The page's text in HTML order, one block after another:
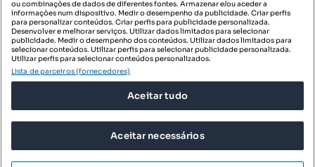
DESCARREGAR NA:
© 2026 Imovirtual.com, OLX Portugal, S.A.
TERMOS DE UTILIZAÇÃO
ou combinações de dados de diferentes fontes. Armazenar e/ou aceder a
informações num dispositivo. Medir o desempenho da publicidade. Criar perfis
para personalizar conteúdos. Criar perfis para publicidade personalizada.
Desenvolver e melhorar serviços. Utilizar dados limitados para selecionar
publicidade. Medir o desempenho dos conteúdos. Utilizar dados limitados para
selecionar conteúdos. Utilizar perfis para selecionar publicidade personalizada.
Utilizar perfis para selecionar conteúdos personalizados.
Lista de parceiros (fornecedores)
Aceitar tudo
Aceitar necessários